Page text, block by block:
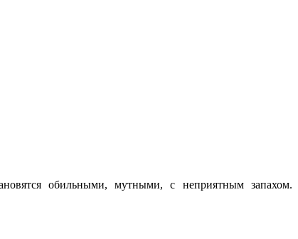
обильными, мутными, с неприятным запахом.